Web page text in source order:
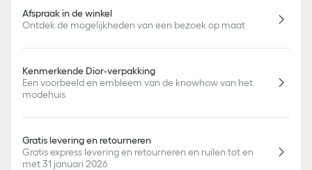
Afspraak in de winkel
Ontdek de mogelijkheden van een bezoek op maat
Kenmerkende Dior-verpakking
Een voorbeeld en embleem van de knowhow van het
modehuis
Gratis levering en retourneren
Gratis express levering en retourneren en ruilen tot en
met 31 januari 2026